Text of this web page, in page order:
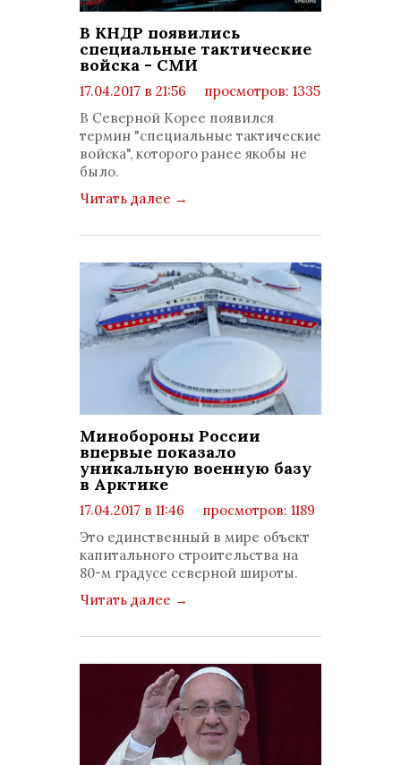
В КНДР появились
специальные тактические
войска - СМИ
17.04.2017 в 21:56
просмотров: 1335
комментариев: 0
В Северной Корее появился
термин "специальные тактические
войска", которого ранее якобы не
было.
Читать далее →
Минобороны России
впервые показало
уникальную военную базу
в Арктике
17.04.2017 в 11:46
просмотров: 1189
комментариев: 0
Это единственный в мире объект
капитального строительства на
80-м градусе северной широты.
Читать далее →